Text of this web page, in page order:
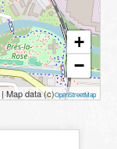
+
−
| Map data (c)OpenStreetMap